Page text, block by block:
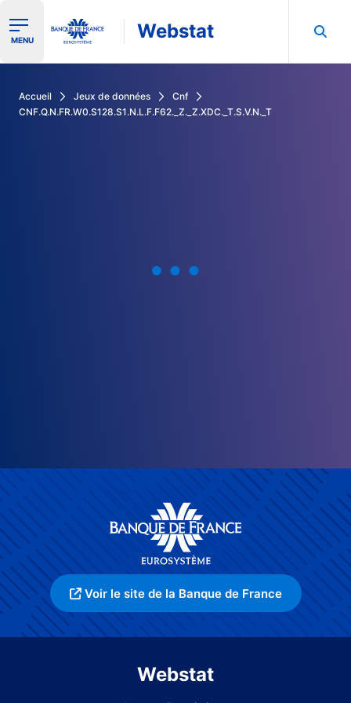
Ouvrir le menu de navigation
MENU Webstat
Accueil Jeux de données
Cnf
CNF.Q.N.FR.W0.S128.S1.N.L.F.F62._Z._Z.XDC._T.S.V.N._T
Voir le site de la Banque de France
Webstat